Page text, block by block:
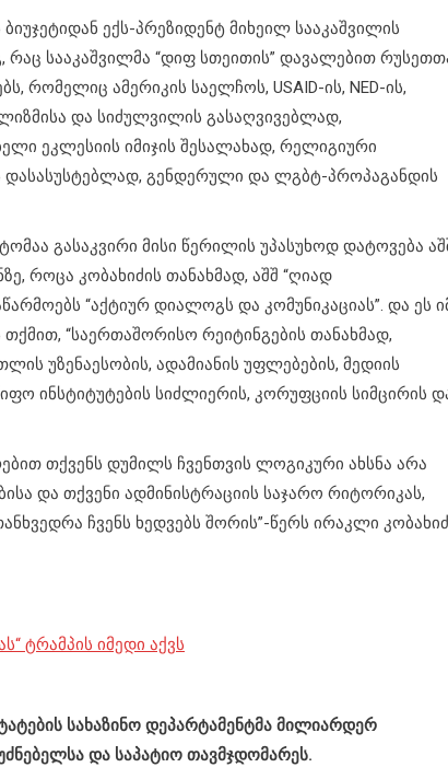
ექს-პრეზიდენტ მიხეილ სააკაშვილის
რაც სააკაშვილმა “დიფ სთეითის” დავალებით
რომელიც ამერიკის საელჩოს, USAID-ის, NED-ის,
და სიძულვილის გასაღვივებლად,
ეკლესიის იმიჯის შესალახად, რელიგიური
დასასუსტებლად, გენდერული და ლგბტ-პროპაგანდის
გასაკვირი მისი წერილის უპასუხოდ დატოვება
როცა კობახიძის თანახმად, აშშ “ღიად
“აქტიურ დიალოგს და კომუნიკაციას”. და ეს
“საერთაშორისო რეიტინგების თანახმად,
უზენაესობის, ადამიანის უფლებების, მედიის
ინსტიტუტების სიძლიერის, კორუფციის სიმცირის
თქვენს დუმილს ჩვენთვის ლოგიკური ახსნა არა
და თქვენი ადმინისტრაციის საჯარო რიტორიკას,
ჩვენს ხედვებს შორის”-წერს ირაკლი
ტრამპის იმედი აქვს
სახაზინო დეპარტამენტმა მილიარდერ
და საპატიო თავმჯდომარეს.